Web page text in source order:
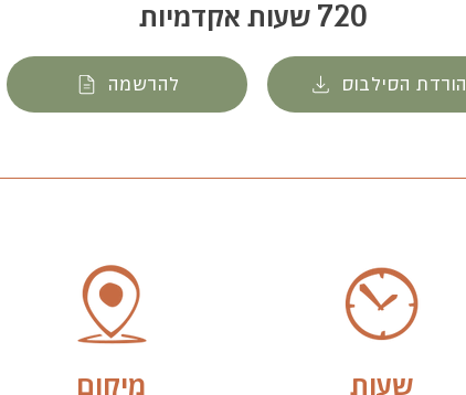
720 שעות אקדמיות
הורדת הסילבוס להרשמה
מיקום שעות